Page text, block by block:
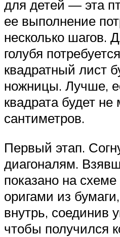
для детей — эта
ее выполнение
несколько шагов.
голубя
квадратный лист
ножницы. Лучше,
квадрата будет
сантиметров.
Первый этап.
диагоналям.
показано на
оригами из
внутрь, соединив
чтобы получился